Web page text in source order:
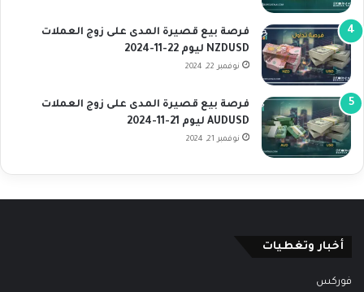
فرصة بيع قصيرة المدى على زوج العملات
NZDUSD ليوم 22-11-2024
نوفمبر 22, 2024
فرصة بيع قصيرة المدى على زوج العملات
AUDUSD ليوم 21-11-2024
نوفمبر 21, 2024
أخبار وتغطيات
فوركس